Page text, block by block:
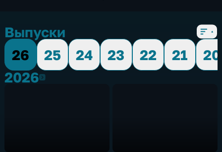
Выпуски
26
25 24 23 22 21
20
20262026